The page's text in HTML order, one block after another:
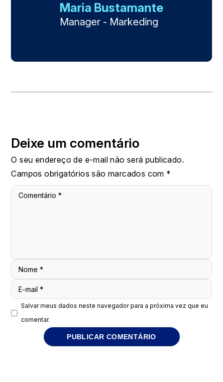
Maria Bustamante
Manager - Markeding
Deixe um comentário
O seu endereço de e-mail não será publicado.
Campos obrigatórios são marcados com *
Comentário*
Nome*
E-mail*
Salvar meus dados neste navegador para a próxima vez que eu
comentar.